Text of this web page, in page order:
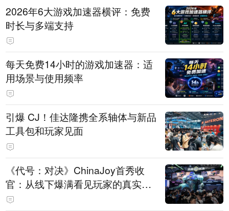
2026年6大游戏加速器横评：免费
时长与多端支持
每天免费14小时的游戏加速器：适
用场景与使用频率
引爆 CJ！佳达隆携全系轴体与新品
工具包和玩家见面
《代号：对决》ChinaJoy首秀收
官：从线下爆满看见玩家的真实期
待